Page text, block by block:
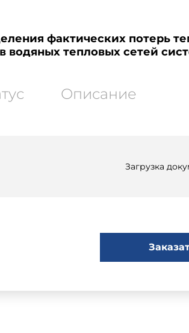
фактических потерь
водяных тепловых сетей
Описание
Загрузка